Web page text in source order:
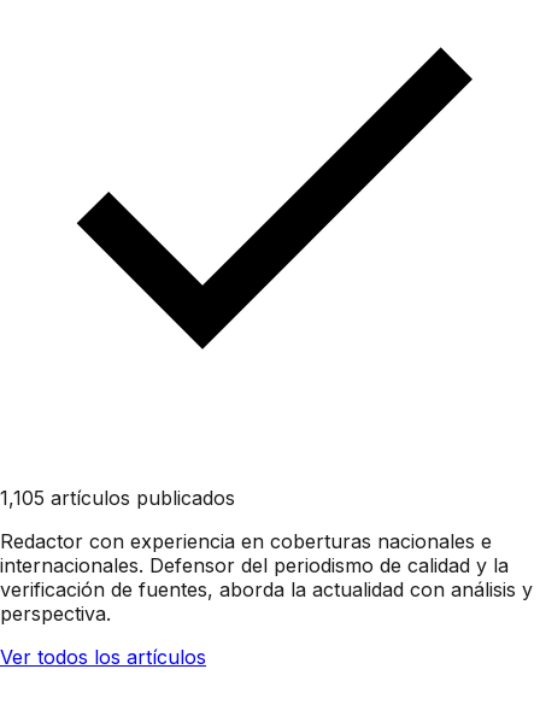
1,105 artículos publicados
Redactor con experiencia en coberturas nacionales e
internacionales. Defensor del periodismo de calidad y la
verificación de fuentes, aborda la actualidad con análisis y
perspectiva.
Ver todos los artículos